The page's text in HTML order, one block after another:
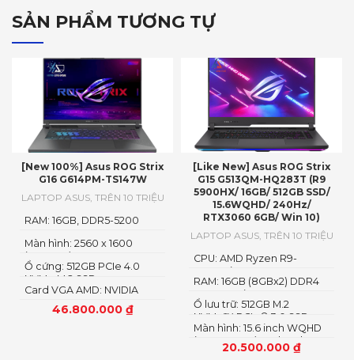
SẢN PHẨM TƯƠNG TỰ
[New 100%] Asus ROG Strix
G16 G614PM-TS147W
LAPTOP ASUS, TRÊN 10 TRIỆU
46.800.000 ₫
Card VGA AMD: NVIDIA
GeForce RTX 5060 8GB
GDDR7 AMD Radeon
Ổ cứng: 512GB PCIe 4.0
NVMe M.2 SSD
Màn hình: 2560 x 1600
(WQXGA)
RAM: 16GB, DDR5-5200
[Like New] Asus ROG Strix
G15 G513QM-HQ283T (R9
5900HX/ 16GB/ 512GB SSD/
15.6WQHD/ 240Hz/
RTX3060 6GB/ Win 10)
LAPTOP ASUS, TRÊN 10 TRIỆU
20.500.000 ₫
Màn hình: 15.6 inch WQHD
(2560 × 1440) IPS level.
Non-Glare, 245Hz
Ổ lưu trữ: 512GB M.2
NVMe™ PCIe® 3.0 SSD
RAM: 16GB (8GBx2) DDR4
3200MHz (2x SO-DIMM
socket, up to 64GB
CPU: AMD Ryzen R9-
5900H (8 cores, up to
4.6GHz)